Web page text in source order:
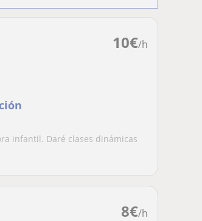
10€/h
infantil. Daré clases dinámicas
8€/h